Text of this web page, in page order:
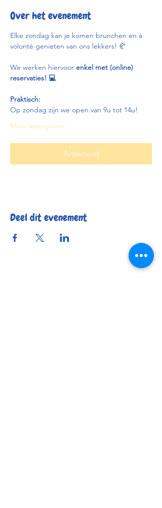
Over het evenement
Elke zondag kan je komen brunchen en à
volonté genieten van ons lekkers! 🥐
We werken hiervoor enkel met (online)
reservaties! 💻
Praktisch:
Op zondag zijn we open van 9u tot 14u!
Meer weergeven
Antwoord
Deel dit evenement